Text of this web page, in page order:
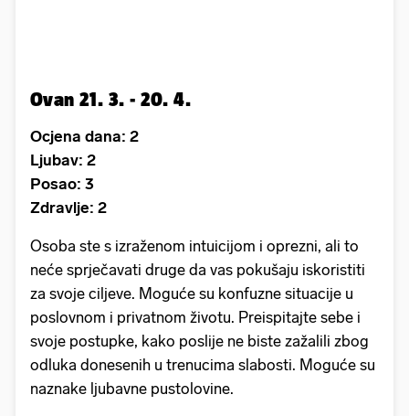
Ovan 21. 3. - 20. 4.
Ocjena dana: 2
Ljubav: 2
Posao: 3
Zdravlje: 2
Osoba ste s izraženom intuicijom i oprezni, ali to
neće sprječavati druge da vas pokušaju iskoristiti
za svoje ciljeve. Moguće su konfuzne situacije u
poslovnom i privatnom životu. Preispitajte sebe i
svoje postupke, kako poslije ne biste zažalili zbog
odluka donesenih u trenucima slabosti. Moguće su
naznake ljubavne pustolovine.